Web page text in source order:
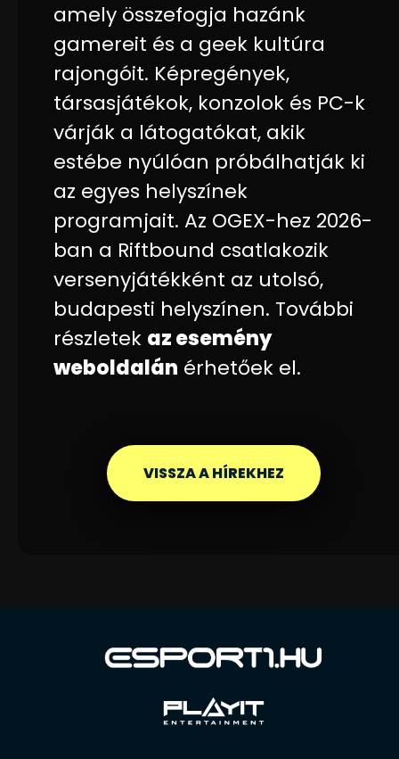
amely összefogja hazánk
gamereit és a geek kultúra
rajongóit. Képregények,
társasjátékok, konzolok és PC-k
várják a látogatókat, akik
estébe nyúlóan próbálhatják ki
az egyes helyszínek
programjait. Az OGEX-hez 2026-
ban a Riftbound csatlakozik
versenyjátékként az utolsó,
budapesti helyszínen. További
részletek az esemény
weboldalán érhetőek el.
VISSZA A HÍREKHEZ